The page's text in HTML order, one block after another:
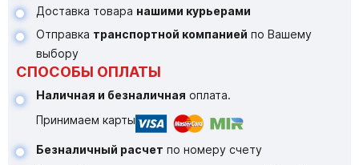
Доставка товара нашими курьерами
Отправка транспортной компанией по Вашему
выбору
СПОСОБЫ ОПЛАТЫ
Наличная и безналичная оплата.
Принимаем карты
Безналичный расчет по номеру счету